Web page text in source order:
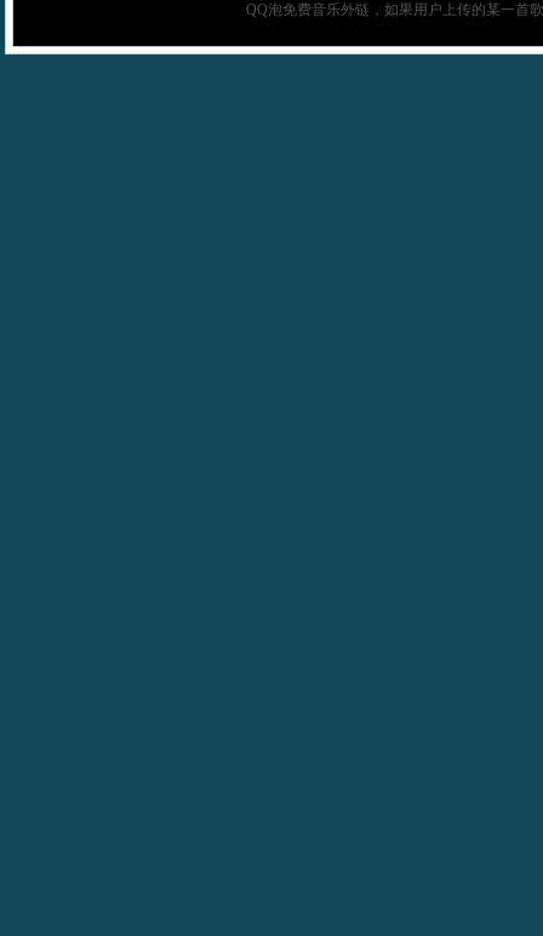
QQ泡免费音乐外链，如果用户上传的某一首